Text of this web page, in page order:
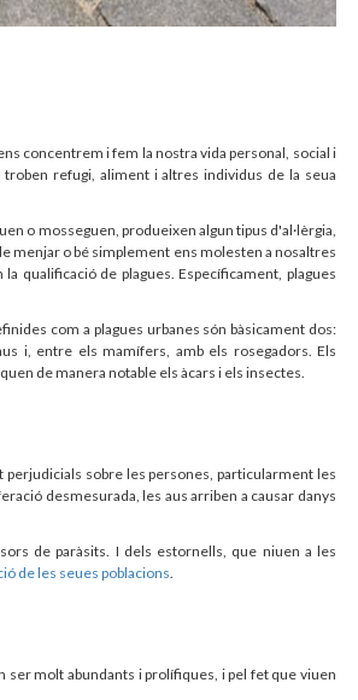
concentrem i fem la nostra vida personal, social i
troben refugi, aliment i altres individus de la seua
o mosseguen, produeixen algun tipus d'al·lèrgia,
menjar o bé simplement ens molesten a nosaltres
qualificació de plagues. Específicament, plagues
com a plagues urbanes són bàsicament dos:
i, entre els mamífers, amb els rosegadors. Els
de manera notable els àcars i els insectes.
sobre les persones, particularment les
desmesurada, les aus arriben a causar danys
de paràsits. I dels estornells, que niuen a les
de les seues poblacions
ser molt abundants i prolífiques, i pel fet que viuen